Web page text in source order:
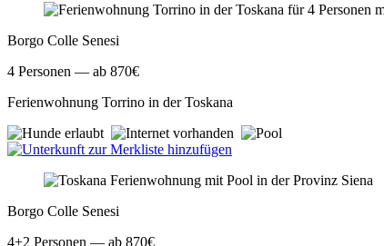
Borgo Colle Senesi
4 Personen — ab 870€
Ferienwohnung Torrino in der Toskana
Borgo Colle Senesi
4+2 Personen — ab 870€